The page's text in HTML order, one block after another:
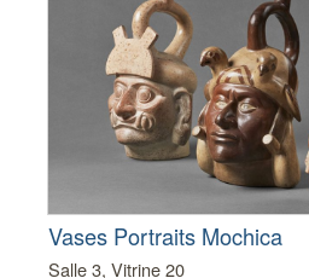
Vases Portraits Mochica
Salle 3, Vitrine 20